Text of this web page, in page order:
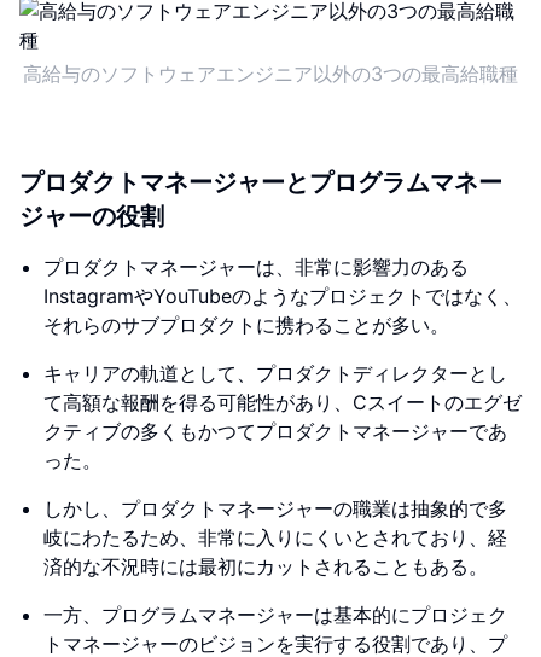
高給与のソフトウェアエンジニア以外の3つの最高給職種
プロダクトマネージャーとプログラムマネー
ジャーの役割
プロダクトマネージャーは、非常に影響力のある
InstagramやYouTubeのようなプロジェクトではなく、
それらのサブプロダクトに携わることが多い。
キャリアの軌道として、プロダクトディレクターとし
て高額な報酬を得る可能性があり、Cスイートのエグゼ
クティブの多くもかつてプロダクトマネージャーであ
った。
しかし、プロダクトマネージャーの職業は抽象的で多
岐にわたるため、非常に入りにくいとされており、経
済的な不況時には最初にカットされることもある。
一方、プログラムマネージャーは基本的にプロジェク
トマネージャーのビジョンを実行する役割であり、プ